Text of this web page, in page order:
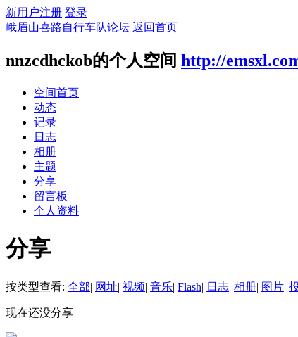
新用户注册 登录
峨眉山喜路自行车队论坛 返回首页
nnzcdhckob的个人空间 http://
空间首页
动态
记录
日志
相册
主题
分享
留言板
个人资料
分享
按类型查看: 全部| 网址| 视频| 音乐| Flash| 日志| 相册| 图片|
现在还没分享